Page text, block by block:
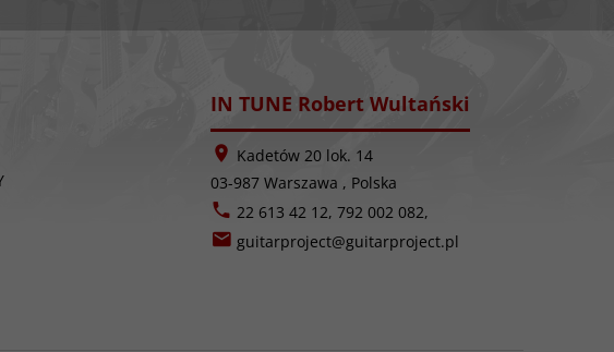
IN TUNE Robert Wultański
Kadetów 20 lok. 14
03-987 Warszawa , Polska
22 613 42 12, 792 002 082,
guitarproject@guitarproject.pl